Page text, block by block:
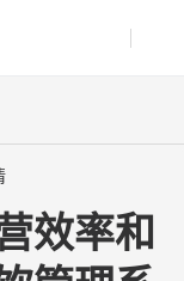
效率和